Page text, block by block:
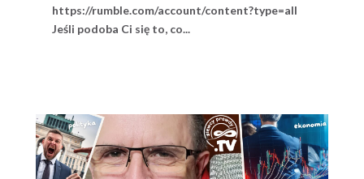
https://rumble.com/account/content?type=all
Jeśli podoba Ci się to, co...